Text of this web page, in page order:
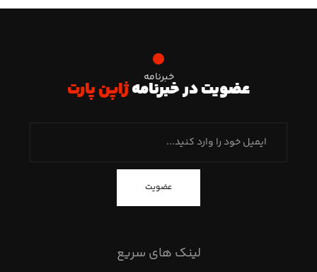
خبرنامه
عضویت در خبرنامهژاپن پارت
عضویت
لینک های سریع